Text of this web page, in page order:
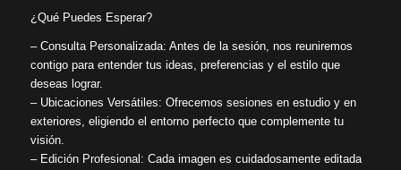
¿Qué Puedes Esperar?
– Consulta Personalizada: Antes de la sesión, nos reuniremos
contigo para entender tus ideas, preferencias y el estilo que
deseas lograr.
– Ubicaciones Versátiles: Ofrecemos sesiones en estudio y en
exteriores, eligiendo el entorno perfecto que complemente tu
visión.
– Edición Profesional: Cada imagen es cuidadosamente editada